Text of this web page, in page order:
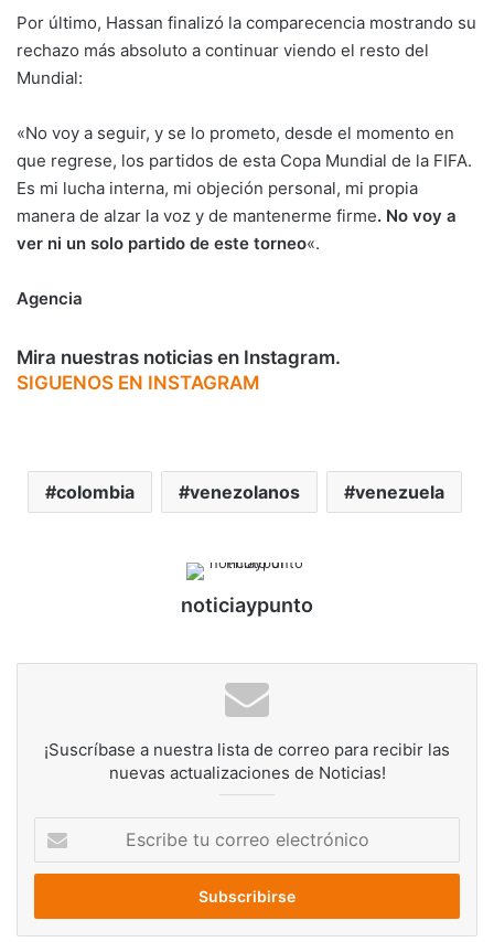
Por último, Hassan finalizó la comparecencia mostrando su
rechazo más absoluto a continuar viendo el resto del
Mundial:
«No voy a seguir, y se lo prometo, desde el momento en
que regrese, los partidos de esta Copa Mundial de la FIFA.
Es mi lucha interna, mi objeción personal, mi propia
manera de alzar la voz y de mantenerme firme. No voy a
ver ni un solo partido de este torneo«.
Agencia
Mira nuestras noticias en Instagram.
SIGUENOS EN INSTAGRAM
colombia venezolanos venezuela
noticiaypunto
¡Suscríbase a nuestra lista de correo para recibir las
nuevas actualizaciones de Noticias!
correo